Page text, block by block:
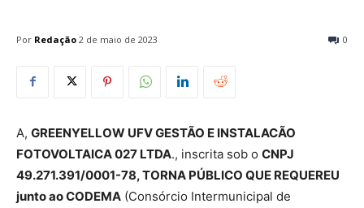
Por Redação 0
2 de maio de 2023
A, GREENYELLOW UFV GESTÃO E INSTALACÃO
FOTOVOLTAICA 027 LTDA., inscrita sob o CNPJ
49.271.391/0001-78, TORNA PÚBLICO QUE REQUEREU
junto ao CODEMA (Consórcio Intermunicipal de